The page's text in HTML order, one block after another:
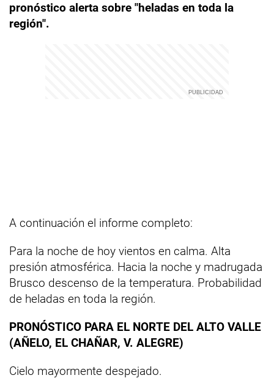
pronóstico alerta sobre "heladas en toda la
región".
A continuación el informe completo:
Para la noche de hoy vientos en calma. Alta
presión atmosférica. Hacia la noche y madrugada
Brusco descenso de la temperatura. Probabilidad
de heladas en toda la región.
PRONÓSTICO PARA EL NORTE DEL ALTO VALLE
(AÑELO, EL CHAÑAR, V. ALEGRE)
Cielo mayormente despejado.